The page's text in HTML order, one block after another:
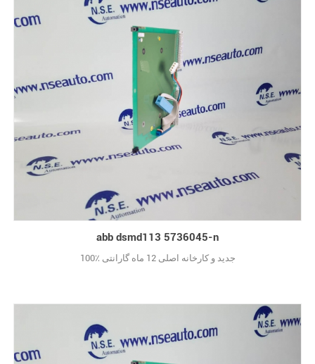
abb dsmd113 5736045-n
100٪ جدید و کارخانه اصلی 12 ماه گارانتی